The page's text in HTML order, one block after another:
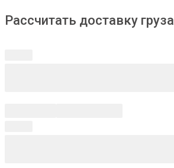
Рассчитать доставку груза